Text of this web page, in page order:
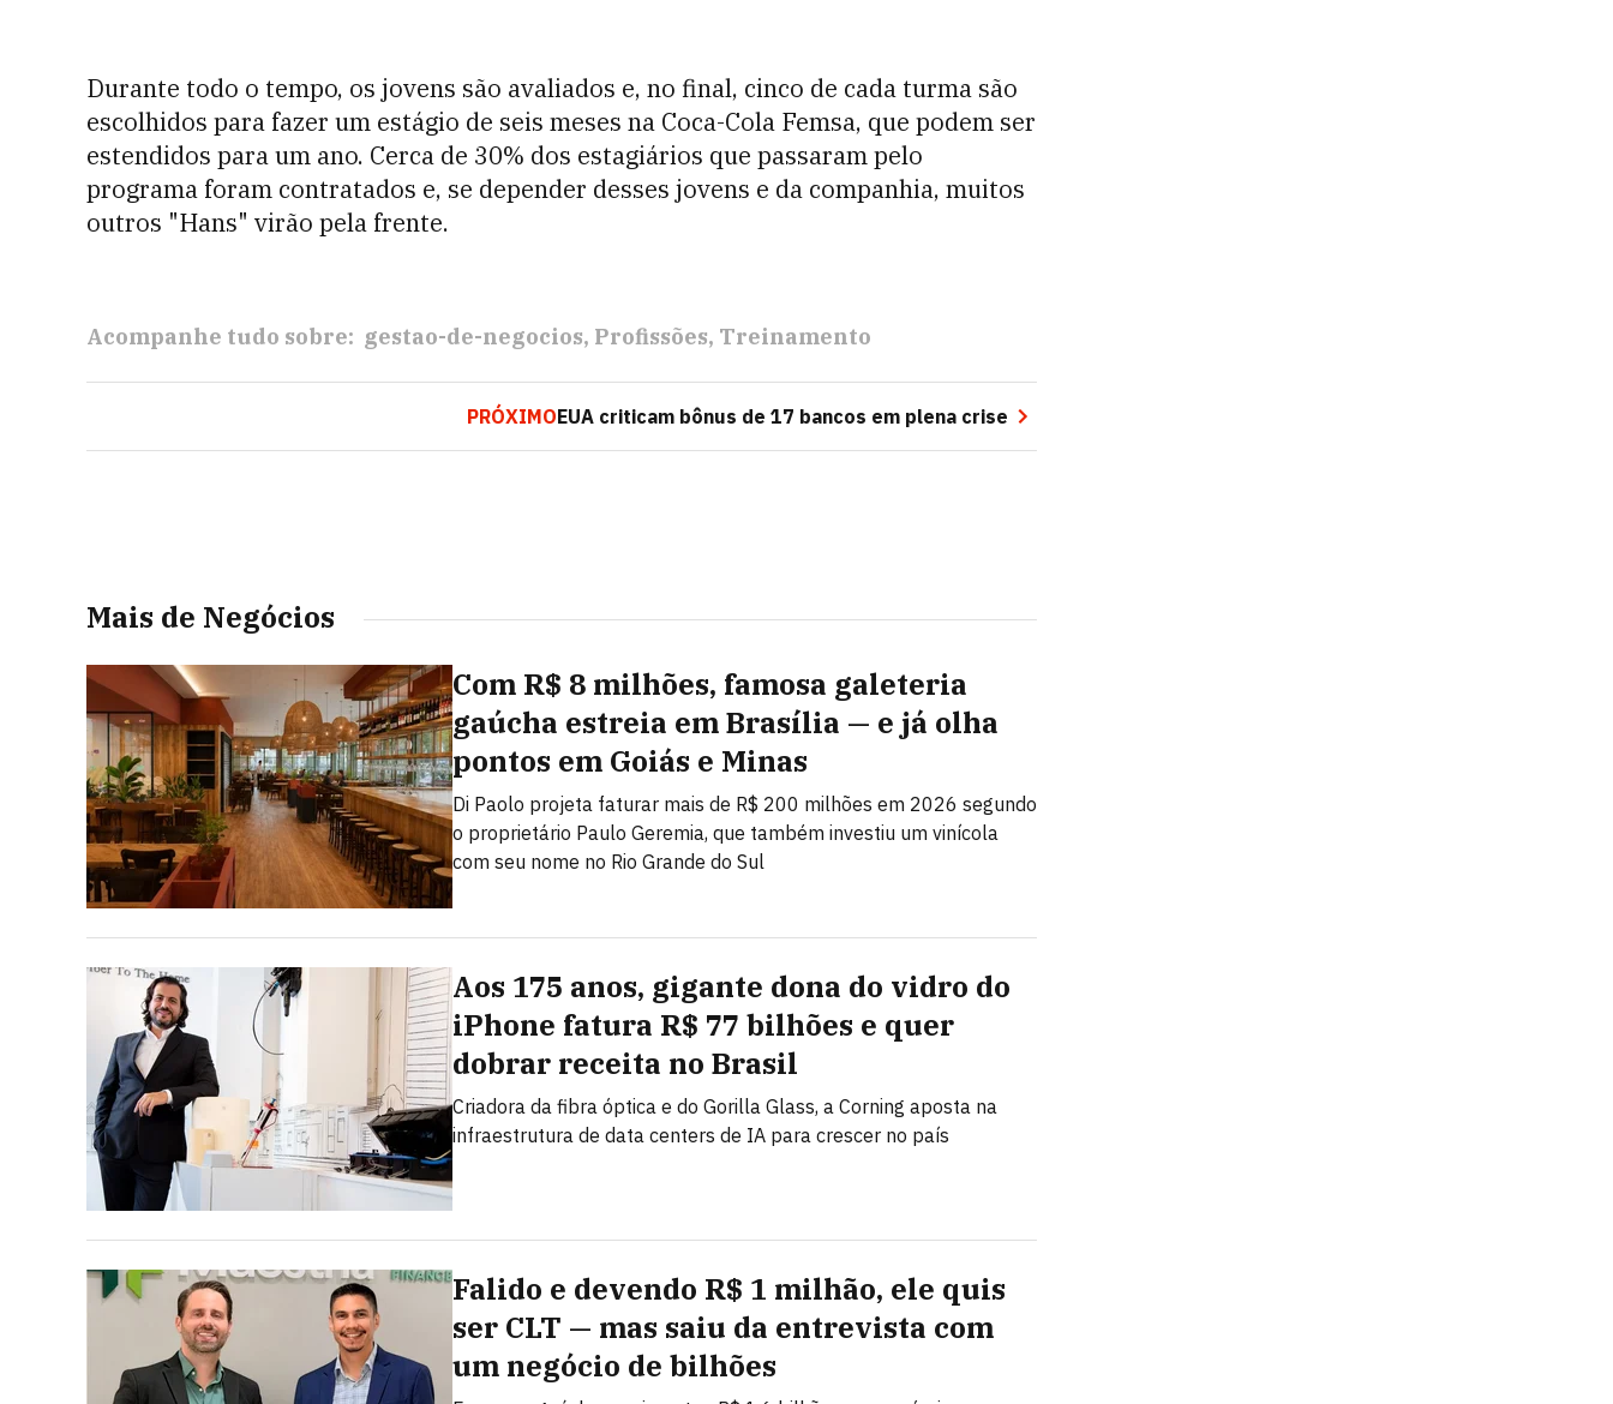
Durante todo o tempo, os jovens são avaliados e, no final, cinco de cada turma são
escolhidos para fazer um estágio de seis meses na Coca-Cola Femsa, que podem ser
estendidos para um ano. Cerca de 30% dos estagiários que passaram pelo
programa foram contratados e, se depender desses jovens e da companhia, muitos
outros "Hans" virão pela frente.
Acompanhe tudo sobre: gestao-de-negocios Profissões Treinamento
PRÓXIMOEUA criticam bônus de 17 bancos em plena crise
Mais de Negócios
Com R$ 8 milhões, famosa galeteria
gaúcha estreia em Brasília — e já olha
pontos em Goiás e Minas
Di Paolo projeta faturar mais de R$ 200 milhões em 2026 segundo
o proprietário Paulo Geremia, que também investiu um vinícola
com seu nome no Rio Grande do Sul
Aos 175 anos, gigante dona do vidro do
iPhone fatura R$ 77 bilhões e quer
dobrar receita no Brasil
Criadora da fibra óptica e do Gorilla Glass, a Corning aposta na
infraestrutura de data centers de IA para crescer no país
Falido e devendo R$ 1 milhão, ele quis
ser CLT — mas saiu da entrevista com
um negócio de bilhões